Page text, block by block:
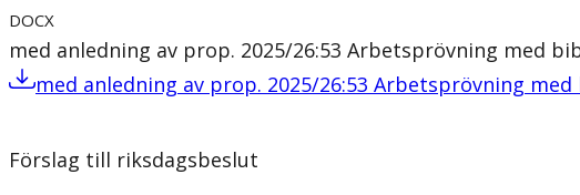
DOCX
med anledning av prop. 2025/26:53 Arbetsprövning med
med anledning av prop. 2025/26:53 Arbetsprövning
Förslag till riksdagsbeslut